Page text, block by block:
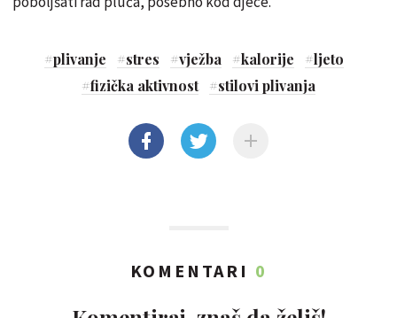
#plivanje #stres #vježba #kalorije #ljeto
#fizička aktivnost #stilovi plivanja
KOMENTARI 0